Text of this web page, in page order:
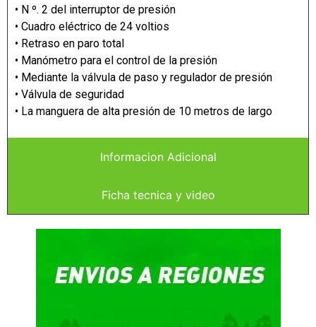
Informacion Adicional
Ficha tecnica y video
• N º. 2 del interruptor de presión
• Cuadro eléctrico de 24 voltios
• Retraso en paro total
• Manómetro para el control de la presión
• Mediante la válvula de paso y regulador de presión
• Válvula de seguridad
• La manguera de alta presión de 10 metros de largo